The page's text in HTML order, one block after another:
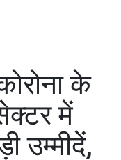
के
में
उम्मीदें,